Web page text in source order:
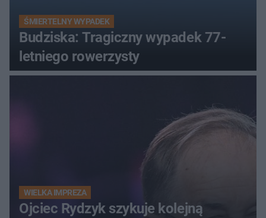
ŚMIERTELNY WYPADEK
Budziska: Tragiczny wypadek 77-
letniego rowerzysty
WIELKA IMPREZA
Ojciec Rydzyk szykuje kolejną